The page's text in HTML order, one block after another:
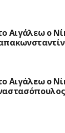
Αιγάλεω ο
Αιγάλεω ο